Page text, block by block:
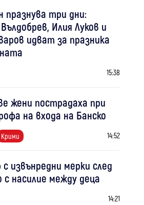
празнува три дни:
Илия Луков и
идват за празника
15:38
жени пострадаха при
на входа на Банско
Крими 14:52
извънредни мерки след
с насилие между деца
14:21